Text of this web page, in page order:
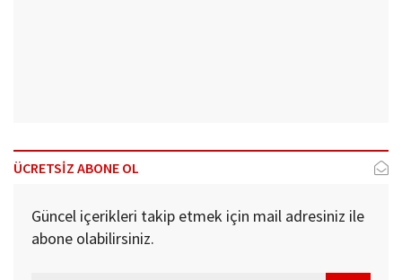
ÜCRETSİZ ABONE OL
Güncel içerikleri takip etmek için mail adresiniz ile
abone olabilirsiniz.